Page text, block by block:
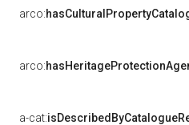
arco:
arco:
a-cat: